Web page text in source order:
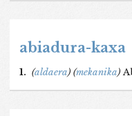
abiadura-kaxa
1. (aldaera) (mekanika)